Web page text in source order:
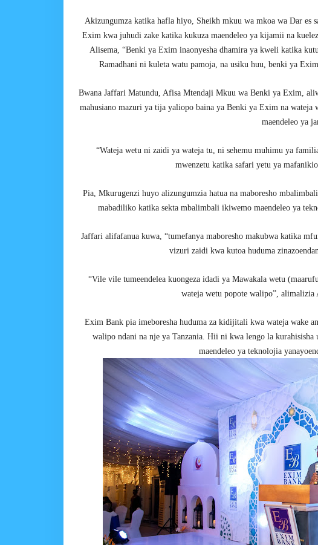
Akizungumza katika hafla hiyo, Sheikh mkuu wa mkoa wa Dar es
Exim kwa juhudi zake katika kukuza maendeleo ya kijamii na
Alisema, “Benki ya Exim inaonyesha dhamira ya kweli katika
Ramadhani ni kuleta watu pamoja, na usiku huu, benki ya
Bwana Jaffari Matundu, Afisa Mtendaji Mkuu wa Benki ya Exim,
mahusiano mazuri ya tija yaliopo baina ya Benki ya Exim na wateja
maendeleo ya
“Wateja wetu ni zaidi ya wateja tu, ni sehemu muhimu ya
mwenzetu katika safari yetu ya
Pia, Mkurugenzi huyo alizungumzia hatua na maboresho
mabadiliko katika sekta mbalimbali ikiwemo maendeleo ya
Jaffari alifafanua kuwa, “tumefanya maboresho makubwa katika
vizuri zaidi kwa kutoa huduma
“Vile vile tumeendelea kuongeza idadi ya Mawakala wetu
wateja wetu popote walipo”,
Exim Bank pia imeboresha huduma za kidijitali kwa wateja wake
walipo ndani na nje ya Tanzania. Hii ni kwa lengo la
maendeleo ya teknolojia